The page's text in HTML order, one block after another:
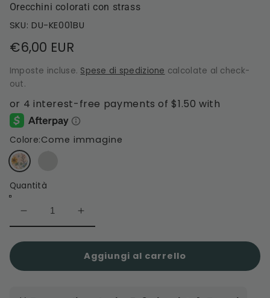
Orecchini colorati con strass
SKU: DU-KE001BU
Prezzo
di
listino
€6,00 EUR
Imposte incluse. Spese di spedizione calcolate al check-
out.
Colore:Come immagine
Quantità
Diminuisci
quantità
Orecchini
strass
Aumenta
quantità
Orecchini
colorati
con
strass
Aggiungi al carrello